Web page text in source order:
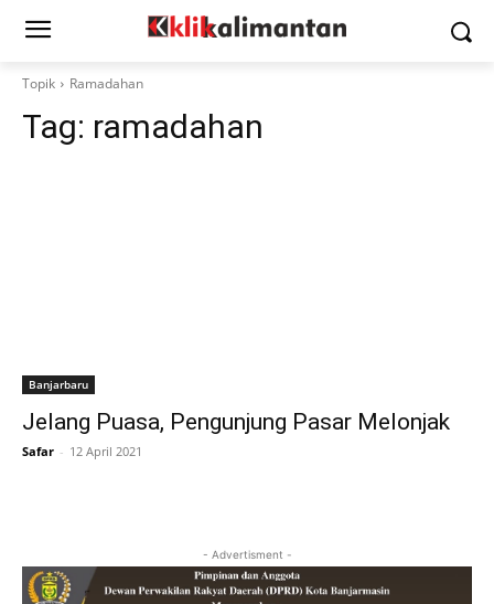
Topik Ramadahan
Tag: ramadahan
Banjarbaru
Jelang Puasa, Pengunjung Pasar Melonjak
Safar - 12 April 2021
- Advertisment -